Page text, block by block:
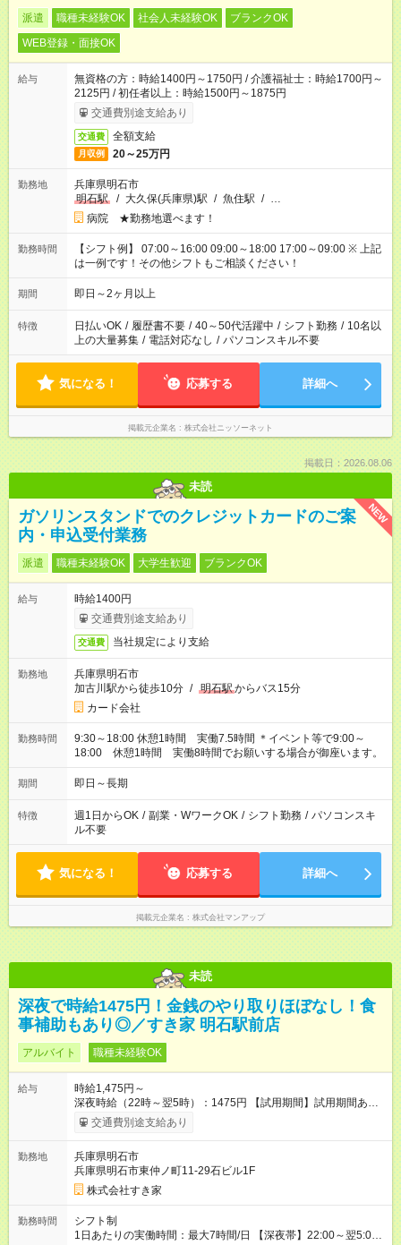
派遣 職種未経験OK 社会人未経験OK
ブランクOK
WEB登録・面接OK
給与
無資格の方：時給1400円～1750円 / 介護福祉士：時給1700円～
2125円 / 初任者以上：時給1500円～1875円
交通費別途支給あり
交通費 全額支給
月収例 20～25万円
勤務地
兵庫県明石市
明石駅
/ 大久保(兵庫県)駅 / 魚住駅 / …
病院 ★勤務地選べます！
勤務時間
【シフト例】 07:00～16:00 09:00～18:00 17:00～09:00 ※ 上記
は一例です！その他シフトもご相談ください！
期間 即日～2ヶ月以上
特徴 日払いOK / 履歴書不要 / 40～50代活躍中 / シフト勤務 / 10名以
上の大量募集 / 電話対応なし / パソコンスキル不要
気になる！ 応募する 詳細へ
掲載元企業名 株式会社ニッソーネット
掲載日：2026.08.06
未読
NEW
ガソリンスタンドでのクレジットカードのご案
内・申込受付業務
派遣 職種未経験OK 大学生歓迎 ブランクOK
給与
時給1400円
交通費別途支給あり
交通費 当社規定により支給
勤務地
兵庫県明石市
加古川駅から徒歩10分 / 明石駅からバス15分
カード会社
勤務時間
9:30～18:00 休憩1時間 実働7.5時間 ＊イベント等で9:00～
18:00 休憩1時間 実働8時間でお願いする場合が御座います。
期間 即日～長期
特徴 週1日からOK / 副業・WワークOK / シフト勤務 / パソコンスキ
ル不要
気になる！ 応募する 詳細へ
掲載元企業名 株式会社マンアップ
未読
深夜で時給1475円！金銭のやり取りほぼなし！食
事補助もあり◎／すき家 明石駅前店
アルバイト 職種未経験OK
給与
時給1,475円～
深夜時給（22時～翌5時）：1475円 【試用期間】試用期間あり
試用期間の長さ：1ヶ月 雇用形態、給与は本採用時と同じです。
試用期間の実態は30日（※条件変更なし）ですが、切り上げで
同時給）
交通費別途支給あり
勤務地
兵庫県明石市
兵庫県明石市東仲ノ町11-29石ビル1F
株式会社すき家
勤務時間
シフト制
1日あたりの実働時間：最大7時間/日 【深夜帯】22:00～翌5:00